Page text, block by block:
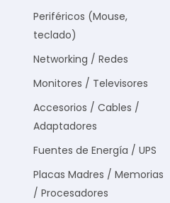
Periféricos (Mouse,
teclado)
Networking / Redes
Monitores / Televisores
Accesorios / Cables /
Adaptadores
Fuentes de Energía / UPS
Placas Madres / Memorias
/ Procesadores